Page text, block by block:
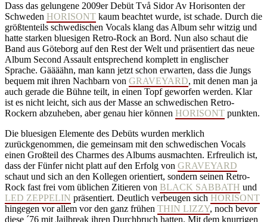
Dass das gelungene 2009er Debüt Två Sidor Av Horisonten der
Schweden HORISONT kaum beachtet wurde, ist schade. Durch die
größtenteils schwedischen Vocals klang das Album sehr witzig und
hatte starken bluesigen Retro-Rock an Bord. Nun also schaut die
Band aus Göteborg auf den Rest der Welt und präsentiert das neue
Album Second Assault entsprechend komplett in englischer
Sprache. Gäääähn, man kann jetzt schon erwarten, dass die Jungs
bequem mit ihren Nachbarn von GRAVEYARD, mit denen man ja
auch gerade die Bühne teilt, in einen Topf geworfen werden. Klar
ist es nicht leicht, sich aus der Masse an schwedischen Retro-
Rockern abzuheben, aber genau hier können HORISONT punkten.
Die bluesigen Elemente des Debüts wurden merklich
zurückgenommen, die gemeinsam mit den schwedischen Vocals
einen Großteil des Charmes des Albums ausmachten. Erfreulich ist,
dass der Fünfer nicht platt auf den Erfolg von GRAVEYARD
schaut und sich an den Kollegen orientiert, sondern seinen Retro-
Rock fast frei vom üblichen Zitieren von BLACK SABBATH und
LED ZEPPELIN präsentiert. Deutlich verbeugen sich HORISONT
hingegen vor allem vor den ganz frühen THIN LIZZY, noch bevor
diese ´76 mit Jailbreak ihren Durchbruch hatten. Mit dem knurrigen